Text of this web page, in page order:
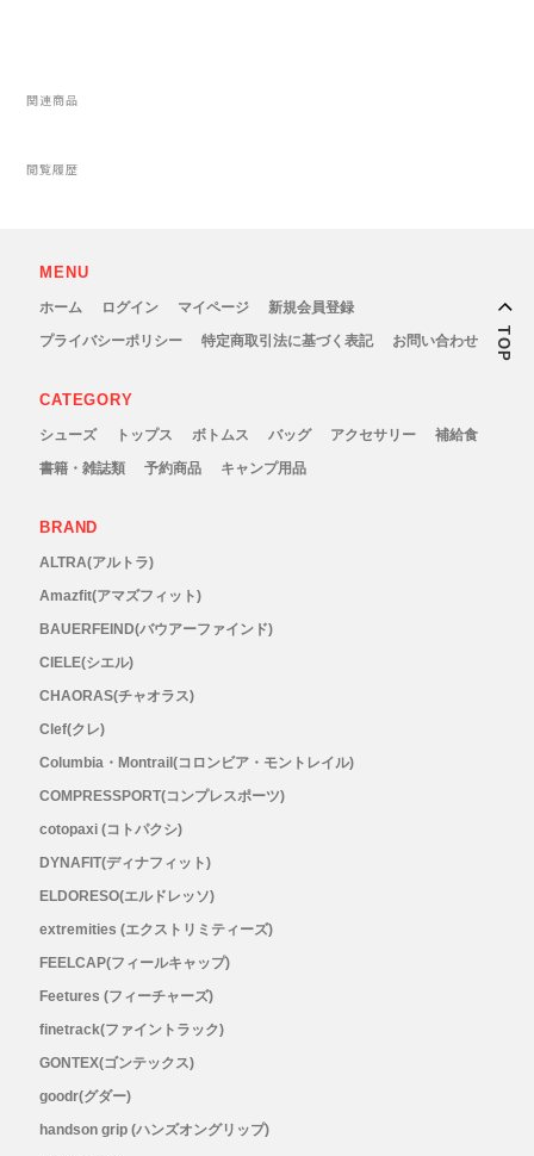
OLENO(オレノ)
On Running(オンランニング)
Outdoor Research (アウトドアリサーチ)
PaaGo WORKS(パーゴワークス)
R×L(アールエル)
Rab(ラブ)
ranor(ラナー)
RAIDLIGHT(レイドライト)
RYOGEN(リョウゲン)
関連商品
閲覧履歴
MENU
ホーム ログイン マイページ
新規会員登録
プライバシーポリシー
特定商取引法に基づく表記 お問い合わせ
CATEGORY
シューズ トップス ボトムス バッグ アクセサリー
補給食
書籍・雑誌類
予約商品 キャンプ用品
BRAND
ALTRA(アルトラ)
Amazfit(アマズフィット)
BAUERFEIND(バウアーファインド)
CIELE(シエル)
CHAORAS(チャオラス)
Clef(クレ)
Columbia・Montrail(コロンビア・モントレイル)
COMPRESSPORT(コンプレスポーツ)
cotopaxi (コトパクシ)
DYNAFIT(ディナフィット)
ELDORESO(エルドレッソ)
extremities (エクストリミティーズ)
FEELCAP(フィールキャップ)
Feetures (フィーチャーズ)
finetrack(ファイントラック)
GONTEX(ゴンテックス)
goodr(グダー)
handson grip (ハンズオングリップ)
TOP